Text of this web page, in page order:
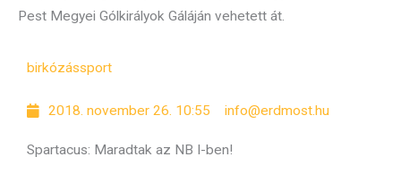
Pest Megyei Gólkirályok Gáláján vehetett át.
birkózássport
2018. november 26. 10:55 info@erdmost.hu
Spartacus: Maradtak az NB I-ben!